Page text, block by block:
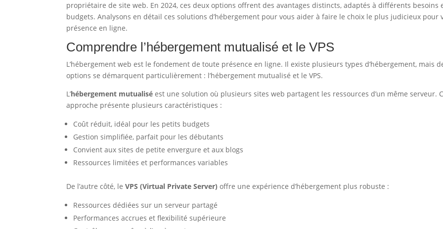
propriétaire de site web. En 2024, ces deux options offrent des avantages distincts, adaptés à différents besoins
budgets. Analysons en détail ces solutions d’hébergement pour vous aider à faire le choix le plus judicieux pour
présence en ligne.
Comprendre l’hébergement mutualisé et le VPS
L’hébergement web est le fondement de toute présence en ligne. Il existe plusieurs types d’hébergement, mais
options se démarquent particulièrement : l’hébergement mutualisé et le VPS.
L’hébergement mutualisé est une solution où plusieurs sites web partagent les ressources d’un même serveur.
approche présente plusieurs caractéristiques :
Coût réduit, idéal pour les petits budgets
Gestion simplifiée, parfait pour les débutants
Convient aux sites de petite envergure et aux blogs
Ressources limitées et performances variables
De l’autre côté, leVPS (Virtual Private Server) offre une expérience d’hébergement plus robuste :
Ressources dédiées sur un serveur partagé
Performances accrues et flexibilité supérieure